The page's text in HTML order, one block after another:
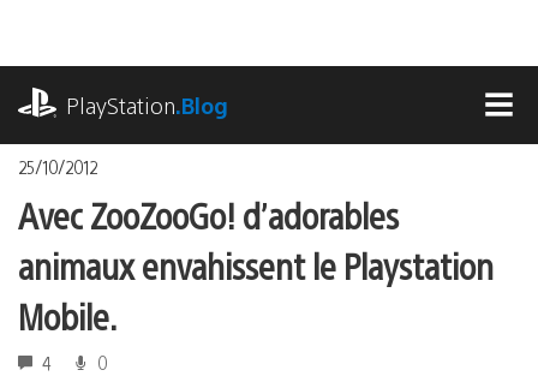
contenu
PlayStation.Blog
25/10/2012
Avec ZooZooGo! d’adorables
animaux envahissent le Playstation
Mobile.
4 0